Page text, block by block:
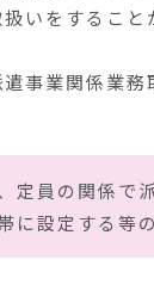
いをすること
事業関係業
定員の関係で
に設定する等